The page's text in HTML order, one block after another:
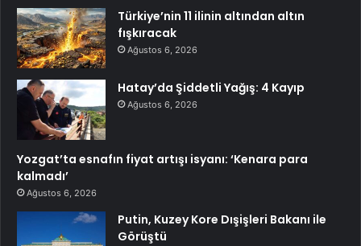
Türkiye’nin 11 ilinin altından altın
fışkıracak
Ağustos 6, 2026
Hatay’da Şiddetli Yağış: 4 Kayıp
Ağustos 6, 2026
Yozgat’ta esnafın fiyat artışı isyanı: ‘Kenara para
kalmadı’
Ağustos 6, 2026
Putin, Kuzey Kore Dışişleri Bakanı ile
Görüştü